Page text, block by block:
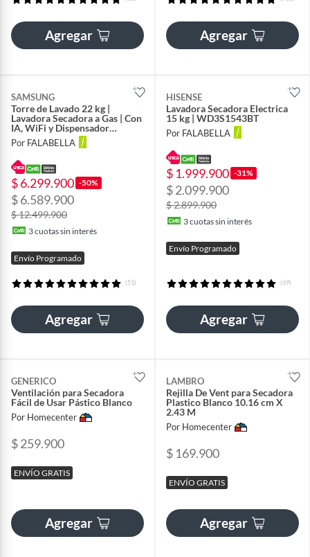
Agregar Agregar
SAMSUNG
Torre de Lavado 22 kg |
Lavadora Secadora a Gas | Con
IA, WiFi y Dispensador
Automático de Jabón y
Suavizante | Laundry Hub
|WH22DBH570GVCO
Por FALABELLA
$ 6.299.900 -50%
$ 6.589.900
$ 12.499.900
3cuotas sin interés
Envío Programado
(51)
Agregar
HISENSE
Lavadora Secadora Electrica
15 kg | WD3S1543BT
Por FALABELLA
$ 1.999.900 -31%
$ 2.099.900
$ 2.899.900
3cuotas sin interés
Envío Programado
(69)
Agregar
GENERICO
Ventilación para Secadora
Fácil de Usar Pástico Blanco
Por Homecenter
$ 259.900
ENVÍO GRATIS
Agregar
LAMBRO
Rejilla De Vent para Secadora
Plastico Blanco 10.16 cm X
2.43 M
Por Homecenter
$ 169.900
ENVÍO GRATIS
Agregar